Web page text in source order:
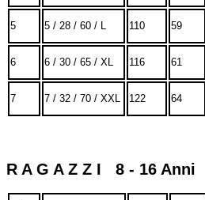
5 5 / 28 / 60 / L 110 59
6 6 / 30 / 65 / XL 116 61
7 7 / 32 / 70 / XXL 122 64
R A G A Z Z I 8 - 16 Anni